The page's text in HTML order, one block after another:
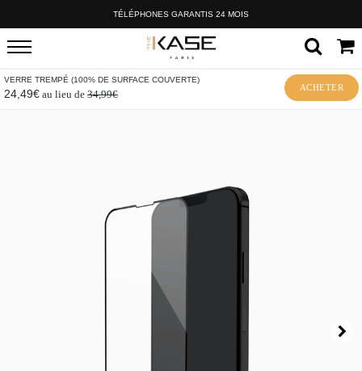
TÉLÉPHONES GARANTIS 24 MOIS
VERRE TREMPÉ (100% DE SURFACE COUVERTE)
24,49€ au lieu de 34,99€
ACHETER